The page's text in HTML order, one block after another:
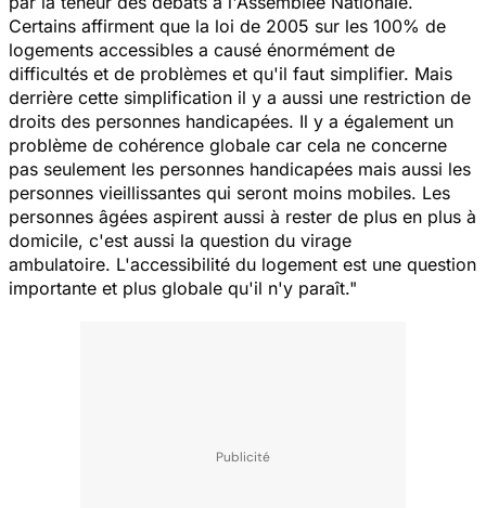
Certains affirment que la loi de 2005 sur les 100% de
logements accessibles a causé énormément de
difficultés et de problèmes et qu'il faut simplifier. Mais
derrière cette simplification il y a aussi une restriction de
droits des personnes handicapées. Il y a également un
problème de cohérence globale car cela ne concerne
pas seulement les personnes handicapées mais aussi les
personnes vieillissantes qui seront moins mobiles. Les
personnes âgées aspirent aussi à rester de plus en plus à
domicile, c'est aussi la question du virage
ambulatoire. L'accessibilité du logement est une question
importante et plus globale qu'il n'y paraît."